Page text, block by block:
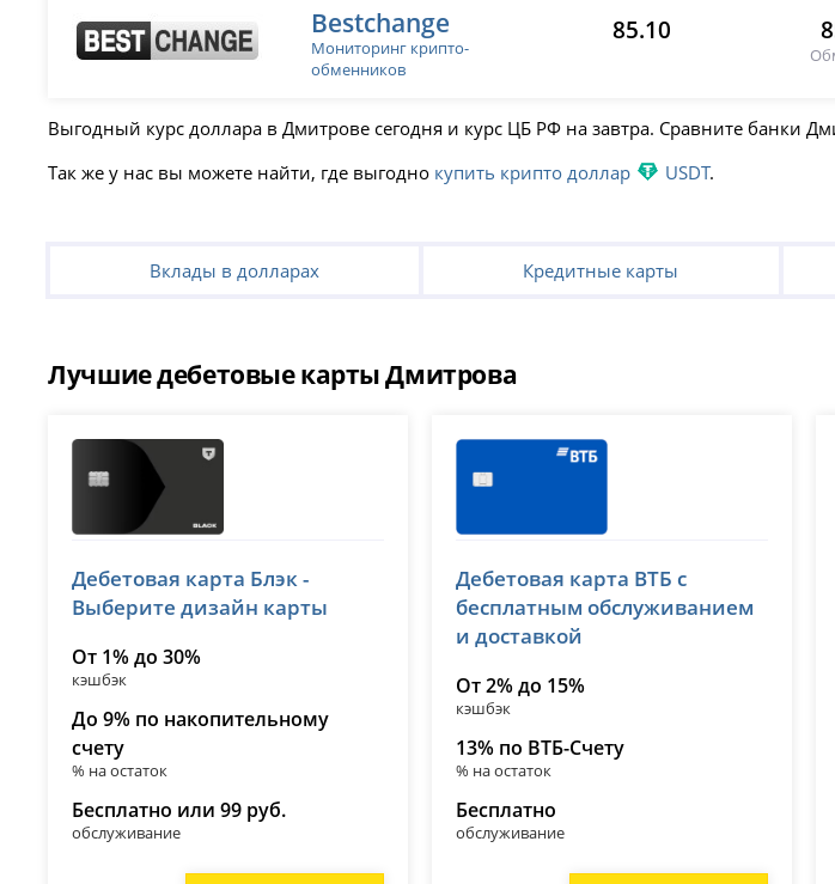
Bestchange
Мониторинг крипто-
обменников
85.10
Выгодный курс доллара в Дмитрове сегодня и курс ЦБ РФ на завтра. Сравните банки
Так же у нас вы можете найти, где выгодно купить крипто доллар USDT.
Вклады в долларах Кредитные карты
Лучшие дебетовые карты Дмитрова
лицензия № 2673
Дебетовая карта Блэк -
Выберите дизайн карты
От 1% до 30%
кэшбэк
До 9% по накопительному
счету
% на остаток
Бесплатно или 99 руб.
обслуживание
лицензия № 1000
Дебетовая карта ВТБ с
бесплатным обслуживанием
и доставкой
От 2% до 15%
кэшбэк
13% по ВТБ-Счету
% на остаток
Бесплатно
обслуживание